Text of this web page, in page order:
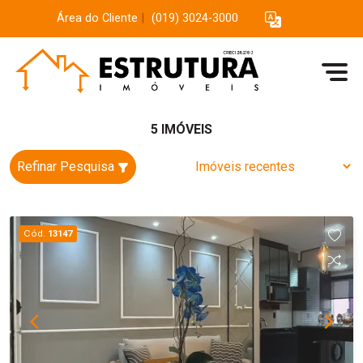
Área do Cliente (019) 3024-3000
5 IMÓVEIS
Refinar Pesquisa
Cód. 13147